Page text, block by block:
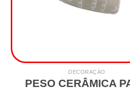
DECORAÇÃO
PESO CERÂMICA